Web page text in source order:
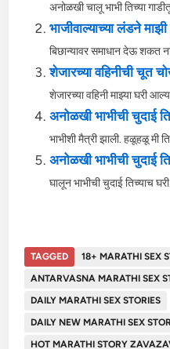
अनोळखी चालू भाभी तिच्या
भाजीवाल्याच्या लंडने
बिछान्यावर समाधान देऊ शकत
शेजारच्या वहिनीची चूत
शेजारच्या वहिनी माझ्या घरी
अनोळखी भाभीची चुदाई
भाभीशी मैत्री झाली. हळूहळू मी
अनोळखी भाभीची चुदाई
घालून भाभीची चुदाई तिच्याच
TAGGED
18+ MARATHI SEX
ANTARVASNA MARATHI SEX
DAILY MARATHI SEX STORIES
DAILY NEW MARATHI SEX
HOT MARATHI STORY